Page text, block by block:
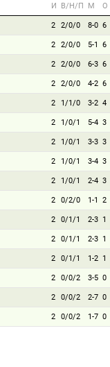
И В/Н/П М О
2 2/0/0 8-0 6
2 2/0/0 5-1 6
2 2/0/0 6-3 6
2 2/0/0 4-2 6
2 1/1/0 3-2 4
2 1/0/1 5-4 3
2 1/0/1 3-3 3
2 1/0/1 3-4 3
2 1/0/1 2-4 3
2 0/2/0 1-1 2
2 0/1/1 2-3 1
2 0/1/1 2-3 1
2 0/1/1 1-2 1
2 0/0/2 3-5 0
2 0/0/2 2-7 0
2 0/0/2 1-7 0